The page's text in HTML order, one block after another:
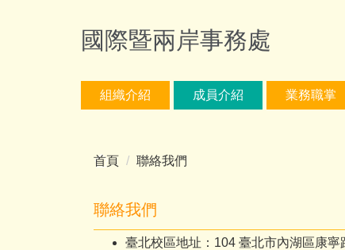
國際暨兩岸事務處
組織介紹 成員介紹 業務職掌
首頁 聯絡我們
聯絡我們
臺北校區地址：104 臺北市內湖區康寧